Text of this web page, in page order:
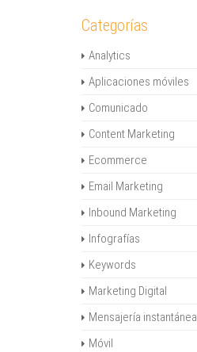
Categorías
Analytics
Aplicaciones móviles
Comunicado
Content Marketing
Ecommerce
Email Marketing
Inbound Marketing
Infografías
Keywords
Marketing Digital
Mensajería instantánea
Móvil